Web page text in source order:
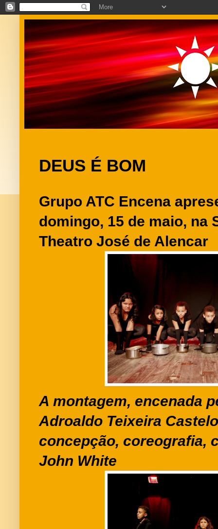
DEUS É BOM
Grupo ATC Encena
domingo, 15 de maio, na
Theatro José de Alencar
A montagem, encenada
Adroaldo Teixeira
concepção, coreografia,
John White